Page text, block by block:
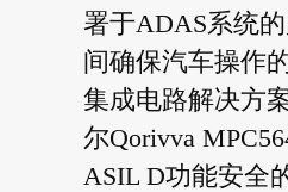
署于ADAS系统
间确保汽车操作
集成电路解决方
尔Qorivva
ASIL D功能安全